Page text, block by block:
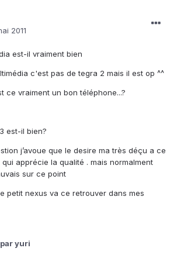
2011
est-il vraiment bien
c'est pas de tegra 2 mais il est op ^^
ce vraiment un bon téléphone...?
est-il bien?
j’avoue que le desire ma très déçu a ce
apprécie la qualité . mais normalment
sur ce point
petit nexus va ce retrouver dans mes
par yuri